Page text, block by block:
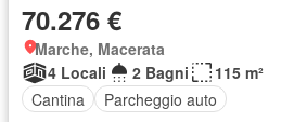
70.276 €
Marche, Macerata
4 Locali
2 Bagni
115 m²
Cantina
Parcheggio auto